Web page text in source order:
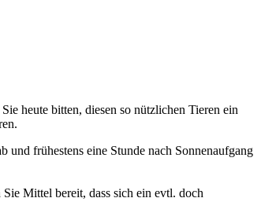
heute bitten, diesen so nützlichen Tieren ein
und frühestens eine Stunde nach Sonnenaufgang
Mittel bereit, dass sich ein evtl. doch